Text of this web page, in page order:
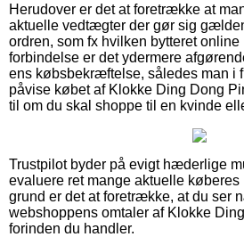
Herudover er det at foretrække at
aktuelle vedtægter der gør sig
ordren, som fx hvilken bytteret online
forbindelse er det ydermere
ens købsbekræftelse, således man i
påvise købet af Klokke Ding Dong
til om du skal shoppe til en kvinde
Trustpilot byder på evigt hæderlige
evaluere ret mange aktuelle køberes
grund er det at foretrække, at du ser
webshoppens omtaler af Klokke
forinden du handler.